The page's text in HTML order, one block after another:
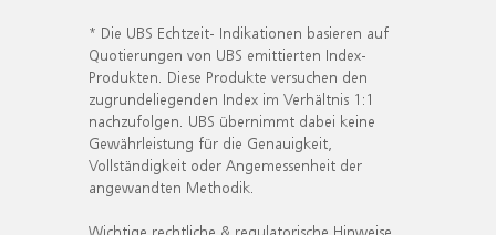
* Die UBS Echtzeit- Indikationen basieren auf
Quotierungen von UBS emittierten Index-
Produkten. Diese Produkte versuchen den
zugrundeliegenden Index im Verhältnis 1:1
nachzufolgen. UBS übernimmt dabei keine
Gewährleistung für die Genauigkeit,
Vollständigkeit oder Angemessenheit der
angewandten Methodik.